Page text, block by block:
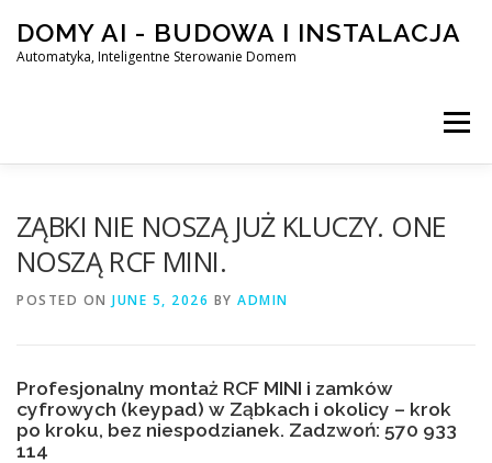
content
DOMY AI - BUDOWA I INSTALACJA
Automatyka, Inteligentne Sterowanie Domem
Menu
ZĄBKI NIE NOSZĄ JUŻ KLUCZY. ONE
NOSZĄ RCF MINI.
POSTED ON JUNE 5, 2026 BY ADMIN
Profesjonalny montaż RCF MINI i zamków
cyfrowych (keypad) w Ząbkach i okolicy – krok
po kroku, bez niespodzianek. Zadzwoń: 570 933
114